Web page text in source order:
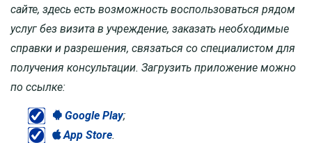
сайте, здесь есть возможность воспользоваться рядом
услуг без визита в учреждение, заказать необходимые
справки и разрешения, связаться со специалистом для
получения консультации. Загрузить приложение можно
по ссылке:
Google Play;
App Store.